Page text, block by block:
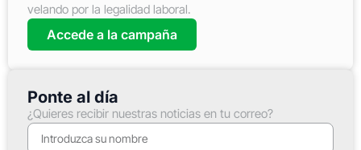
velando por la legalidad laboral.
Accede a la campaña
Ponte al día
¿Quieres recibir nuestras noticias en tu correo?